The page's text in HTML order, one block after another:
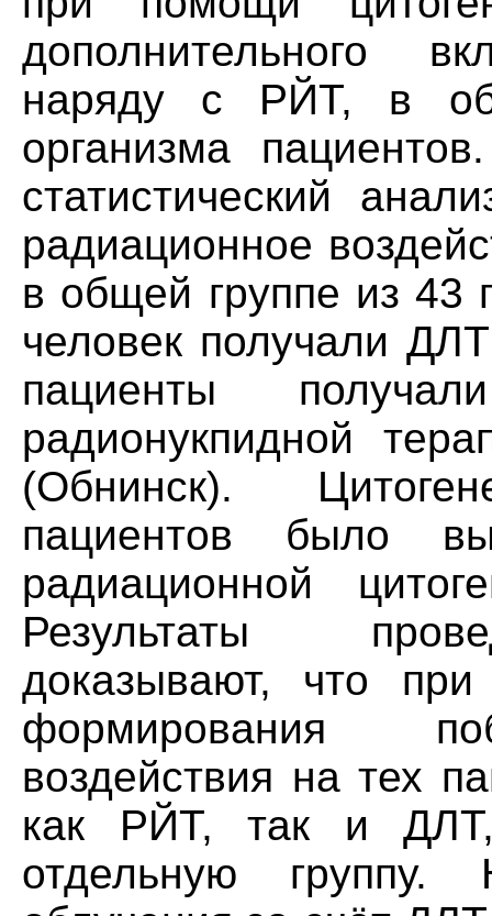
дополнительного
наряду с РЙТ, в
организма
статистический
радиационное
в общей группе из 43
человек получали
пациенты
радионукпидной
(Обнинск).
пациентов было
радиационной
Результаты
доказывают, что при
формирования
воздействия на тех
как РЙТ, так и
отдельную группу.